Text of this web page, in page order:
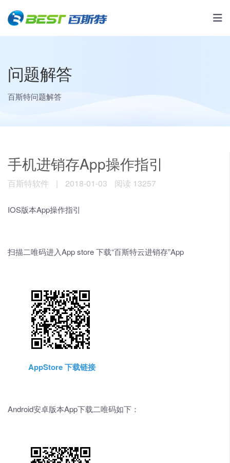
问题解答
百斯特问题解答
手机进销存App操作指引
百斯特软件 | 2018-01-03 阅读 13257
IOS版本App操作指引
扫描二唯码进入App store 下载“百斯特云进销存”App
AppStore 下载链接
Android安卓版本App下载二唯码如下：